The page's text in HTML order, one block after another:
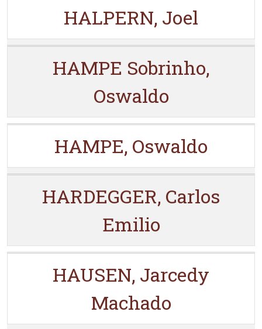
HALPERN, Joel
HAMPE Sobrinho,
Oswaldo
HAMPE, Oswaldo
HARDEGGER, Carlos
Emilio
HAUSEN, Jarcedy
Machado